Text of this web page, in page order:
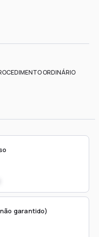
ORDINÁRIO
garantido)